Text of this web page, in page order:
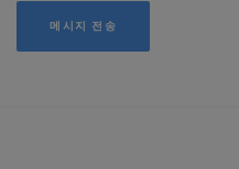
메시지 전송